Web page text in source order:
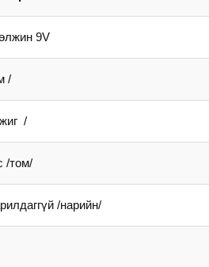
9V
/
/
/том/
/нарийн/